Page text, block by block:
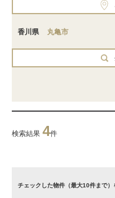
香川県 丸亀市
検索結果 4件
チェックした物件（最大10件まで）